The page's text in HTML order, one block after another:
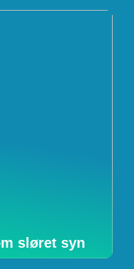
sløret syn